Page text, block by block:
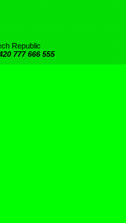
Republic
777 666 555